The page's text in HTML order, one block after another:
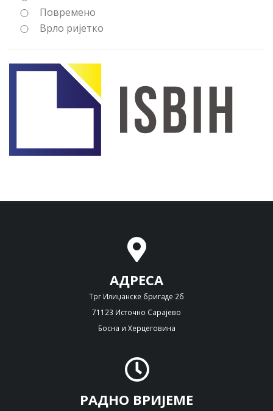
Повремено
Врло ријетко
АДРЕСА
Трг Илиџанске бригаде 2б
71123 Источно Сарајево
Босна и Херцеговина
РАДНО ВРИЈЕМЕ